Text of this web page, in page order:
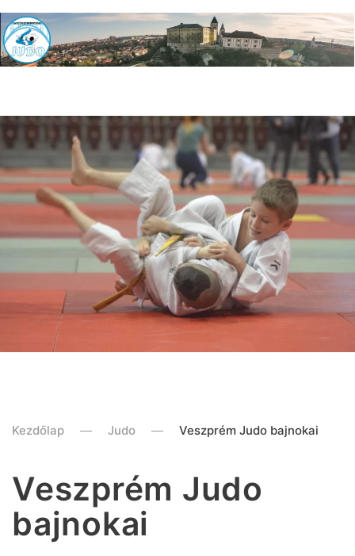
Kezdőlap Judo Veszprém Judo bajnokai
Veszprém Judo
bajnokai